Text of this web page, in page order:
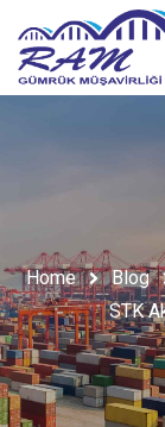
Home Blog
STK